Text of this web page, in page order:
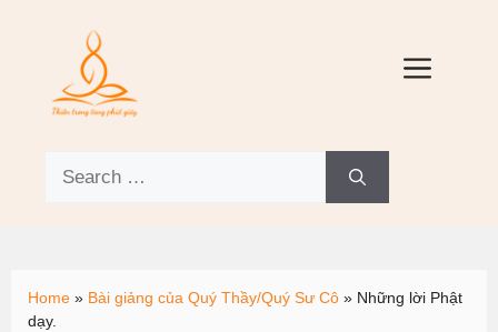
Home » Bài giảng của Quý Thầy/Quý Sư Cô » Những lời Phật
dạy.